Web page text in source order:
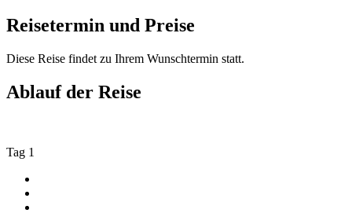
Reisetermin und Preise
Diese Reise findet zu Ihrem Wunschtermin statt.
Ablauf der Reise
Tag 1